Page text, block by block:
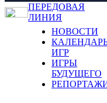
ПЕРЕДОВАЯ
ЛИНИЯ
НОВОСТИ
ИГР
ИГРЫ
БУДУЩЕГО